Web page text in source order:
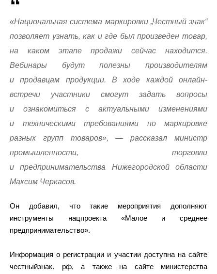
«Национальная система маркировки „Честный знак“
позволяет узнать, как и где был произведен товар,
на каком этапе продажи сейчас находится.
Вебинары будут полезны производителям
и продавцам продукции. В ходе каждой онлайн-
встречи участники смогут задать вопросы
и ознакомиться с актуальными изменениями
и техническими требованиями по маркировке
разных групп товаров», — рассказал министр
промышленности, торговли
и предпринимательства Нижегородской области
Максим Черкасов.
Он добавил, что такие мероприятия дополняют
инструменты нацпроекта «Малое и среднее
предпринимательство».
Информация о регистрации и участии доступна на сайте
честныйзнак. рф, а также на сайте министерства